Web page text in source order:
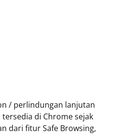
/ perlindungan lanjutan
di Chrome sejak
dari fitur Safe Browsing,